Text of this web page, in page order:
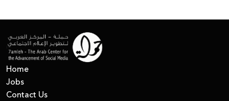
Home
Jobs
Contact Us